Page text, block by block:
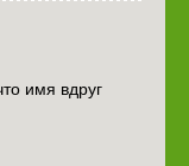
имя вдруг